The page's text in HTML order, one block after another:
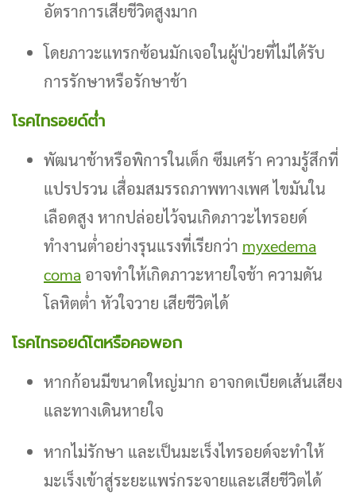
อัตราการเสียชีวิตสูงมาก
โดยภาวะแทรกซ้อนมักเจอในผู้ป่วยที่ไม่ได้รับ
การรักษาหรือรักษาช้า
โรคไทรอยด์ต่ำ
พัฒนาช้าหรือพิการในเด็ก ซึมเศร้า ความรู้สึกที่
แปรปรวน เสื่อมสมรรถภาพทางเพศ ไขมันใน
เลือดสูง หากปล่อยไว้จนเกิดภาวะไทรอยด์
ทำงานต่ำอย่างรุนแรงที่เรียกว่า myxedema
coma อาจทำให้เกิดภาวะหายใจช้า ความดัน
โลหิตต่ำ หัวใจวาย เสียชีวิตได้
โรคไทรอยด์โตหรือคอพอก
หากก้อนมีขนาดใหญ่มาก อาจกดเบียดเส้นเสียง
และทางเดินหายใจ
หากไม่รักษา และเป็นมะเร็งไทรอยด์จะทำให้
มะเร็งเข้าสู่ระยะแพร่กระจายและเสียชีวิตได้